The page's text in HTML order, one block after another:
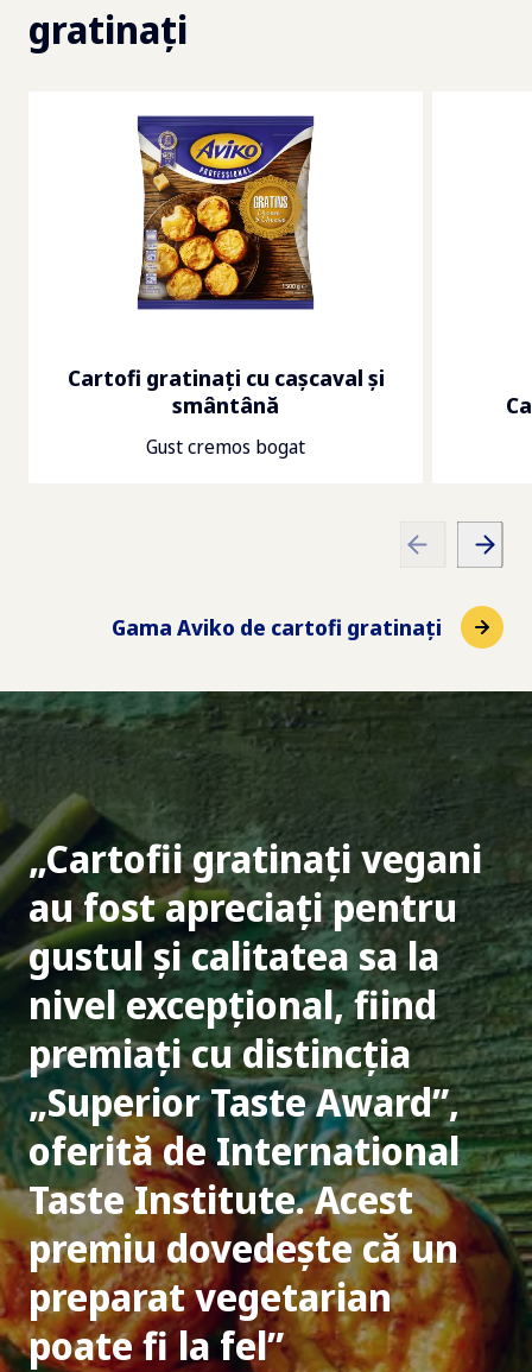
gratinați
Cartofi gratinaţi cu caşcaval şi
smântână
Gust cremos bogat
Gama Aviko de cartofi gratinați
Cartofii gratinați vegani
au fost apreciați pentru
gustul și calitatea sa la
nivel excepțional, fiind
premiați cu distincția
„Superior Taste Award”,
oferită de International
Taste Institute. Acest
premiu dovedește că un
preparat vegetarian
poate fi la fel